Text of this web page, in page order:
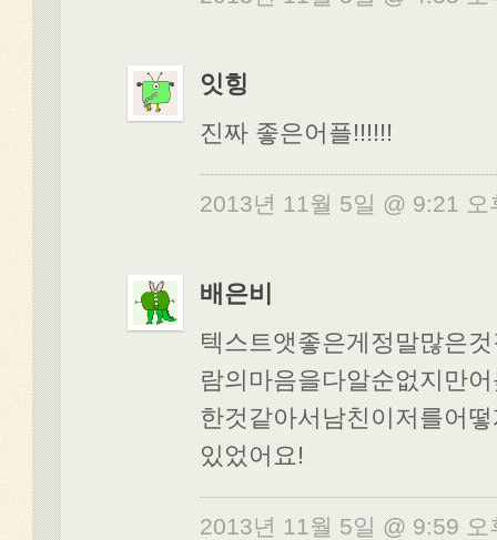
잇힝
진짜 좋은어플!!!!!!
2013년 11월 5일 @ 9:21
배은비
텍스트앳좋은게정말많은
람의마음을다알순없지만
한것같아서남친이저를어
있었어요!
2013년 11월 5일 @ 9:59